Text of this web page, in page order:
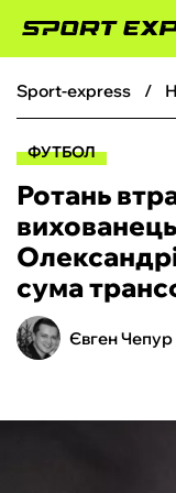
ФУТБОЛ
БОКС
ХОКЕЙ
ТЕНІС
КІБЕРСПОРТ
sport-express
ФУТБОЛ
Ротань
сума
Євген Чепур